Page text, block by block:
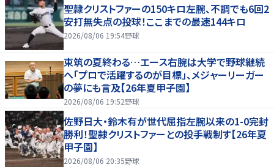
聖隷クリストファーの150キロ左腕、不調でも6回2
安打無失点の投球！ここまでの最速144キロ
2026/08/06 19:54野球
東筑の夏終わる…エース右腕は大学で野球継続
へ「プロで活躍するのが目標」、メジャーリーガー
の夢にも言及【26年夏甲子園】
2026/08/06 19:52野球
佐野日大・鈴木有が世代屈指左腕以来の1-0完封
勝利！聖隷クリストファーとの投手戦制す【26年夏
甲子園】
2026/08/06 20:35野球